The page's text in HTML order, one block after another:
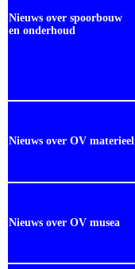
Nieuws over spoorbouw
en onderhoud
Nieuws over OV materieel
Nieuws over OV musea